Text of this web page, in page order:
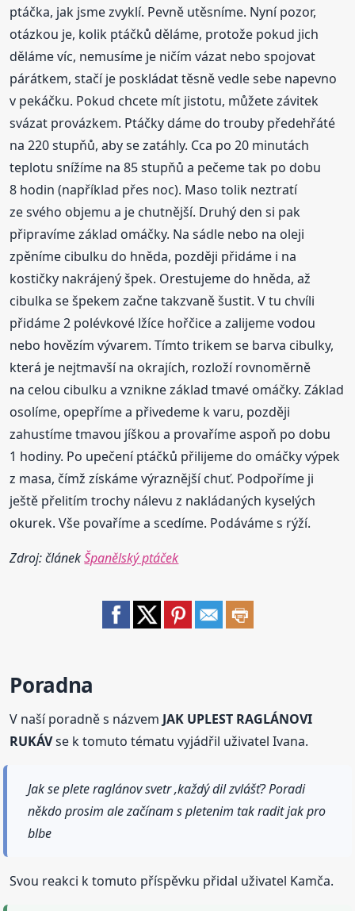
ptáčka, jak jsme zvyklí. Pevně utěsníme. Nyní pozor,
otázkou je, kolik ptáčků děláme, protože pokud jich
děláme víc, nemusíme je ničím vázat nebo spojovat
párátkem, stačí je poskládat těsně vedle sebe napevno
v pekáčku. Pokud chcete mít jistotu, můžete závitek
svázat provázkem. Ptáčky dáme do trouby předehřáté
na 220 stupňů, aby se zatáhly. Cca po 20 minutách
teplotu snížíme na 85 stupňů a pečeme tak po dobu
8 hodin (například přes noc). Maso tolik neztratí
ze svého objemu a je chutnější. Druhý den si pak
připravíme základ omáčky. Na sádle nebo na oleji
zpěníme cibulku do hněda, později přidáme i na
kostičky nakrájený špek. Orestujeme do hněda, až
cibulka se špekem začne takzvaně šustit. V tu chvíli
přidáme 2 polévkové lžíce hořčice a zalijeme vodou
nebo hovězím vývarem. Tímto trikem se barva cibulky,
která je nejtmavší na okrajích, rozloží rovnoměrně
na celou cibulku a vznikne základ tmavé omáčky. Základ
osolíme, opepříme a přivedeme k varu, později
zahustíme tmavou jíškou a provaříme aspoň po dobu
1 hodiny. Po upečení ptáčků přilijeme do omáčky výpek
z masa, čímž získáme výraznější chuť. Podpoříme ji
ještě přelitím trochy nálevu z nakládaných kyselých
okurek. Vše povaříme a scedíme. Podáváme s rýží.
Zdroj: článekŠpanělský ptáček
Poradna
V naší poradně s názvem JAK UPLEST RAGLÁNOVI
RUKÁVse k tomuto tématu vyjádřil uživatel Ivana.
Jak se plete raglánov svetr ,každý dil zvlášť? Poradi
někdo prosim ale začínam s pletenim tak radit jak pro
blbe
Svou reakci k tomuto příspěvku přidal uživatel Kamča.